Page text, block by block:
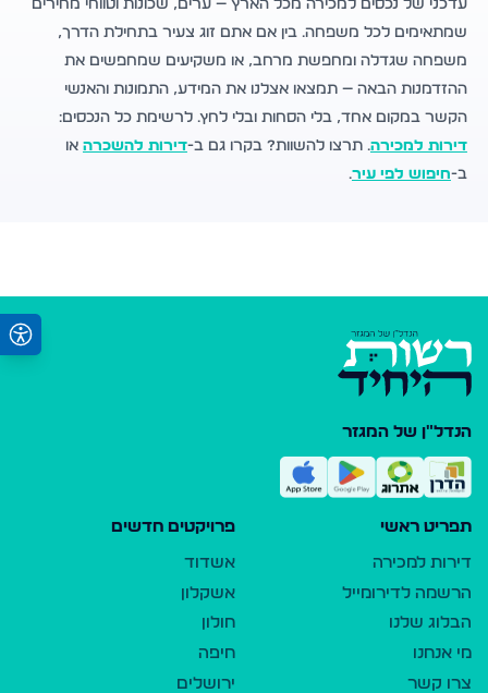
עדכני של נכסים למכירה מכל הארץ — ערים, שכונות וטווחי מחירים
שמתאימים לכל משפחה. בין אם אתם זוג צעיר בתחילת הדרך,
משפחה שגדלה ומחפשת מרחב, או משקיעים שמחפשים את
ההזדמנות הבאה — תמצאו אצלנו את המידע, התמונות והאנשי
הקשר במקום אחד, בלי הסחות ובלי לחץ. לרשימת כל הנכסים:
דירות למכירה. תרצו להשוות? בקרו גם ב-דירות להשכרה או
ב-חיפוש לפי עיר.
הנדל"ן של המגזר
תפריט ראשי
דירות למכירה
הרשמה לדירומייל
הבלוג שלנו
מי אנחנו
צרו קשר
פרויקטים חדשים
אשדוד
אשקלון
חולון
חיפה
ירושלים